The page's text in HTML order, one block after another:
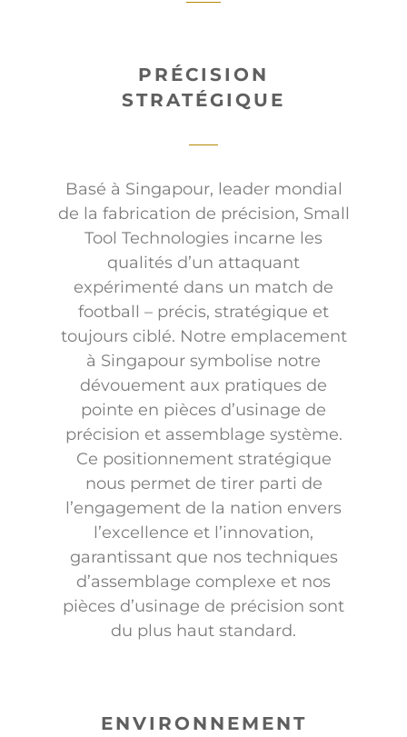
PRÉCISION
STRATÉGIQUE
Basé à Singapour, leader mondial
de la fabrication de précision, Small
Tool Technologies incarne les
qualités d’un attaquant
expérimenté dans un match de
football – précis, stratégique et
toujours ciblé. Notre emplacement
à Singapour symbolise notre
dévouement aux pratiques de
pointe en pièces d’usinage de
précision et assemblage système.
Ce positionnement stratégique
nous permet de tirer parti de
l’engagement de la nation envers
l’excellence et l’innovation,
garantissant que nos techniques
d’assemblage complexe et nos
pièces d’usinage de précision sont
du plus haut standard.
ENVIRONNEMENT